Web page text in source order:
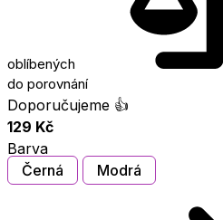
oblíbených
do porovnání
Doporučujeme 👍
129 Kč
Barva
Černá
Modrá